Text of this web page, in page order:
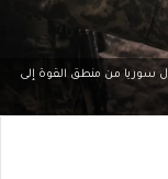
سوريا من منطق القوة إلى